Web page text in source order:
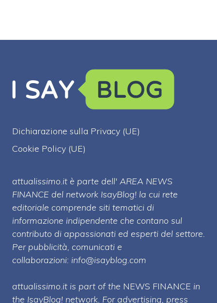
Dichiarazione sulla Privacy (UE)
Cookie Policy (UE)
attualissimo.it è parte dell' AREA NEWS
FINANCE del network IsayBlog! la cui rete
editoriale comprende siti tematici di
informazione indipendente che contano sul
contributo di appassionati ed esperti del settore.
Per pubblicità, comunicati e
collaborazioni: info@isayblog.com
attualissimo.it is part of the NEWS FINANCE in
the IsayBlog! network. For advertising, press